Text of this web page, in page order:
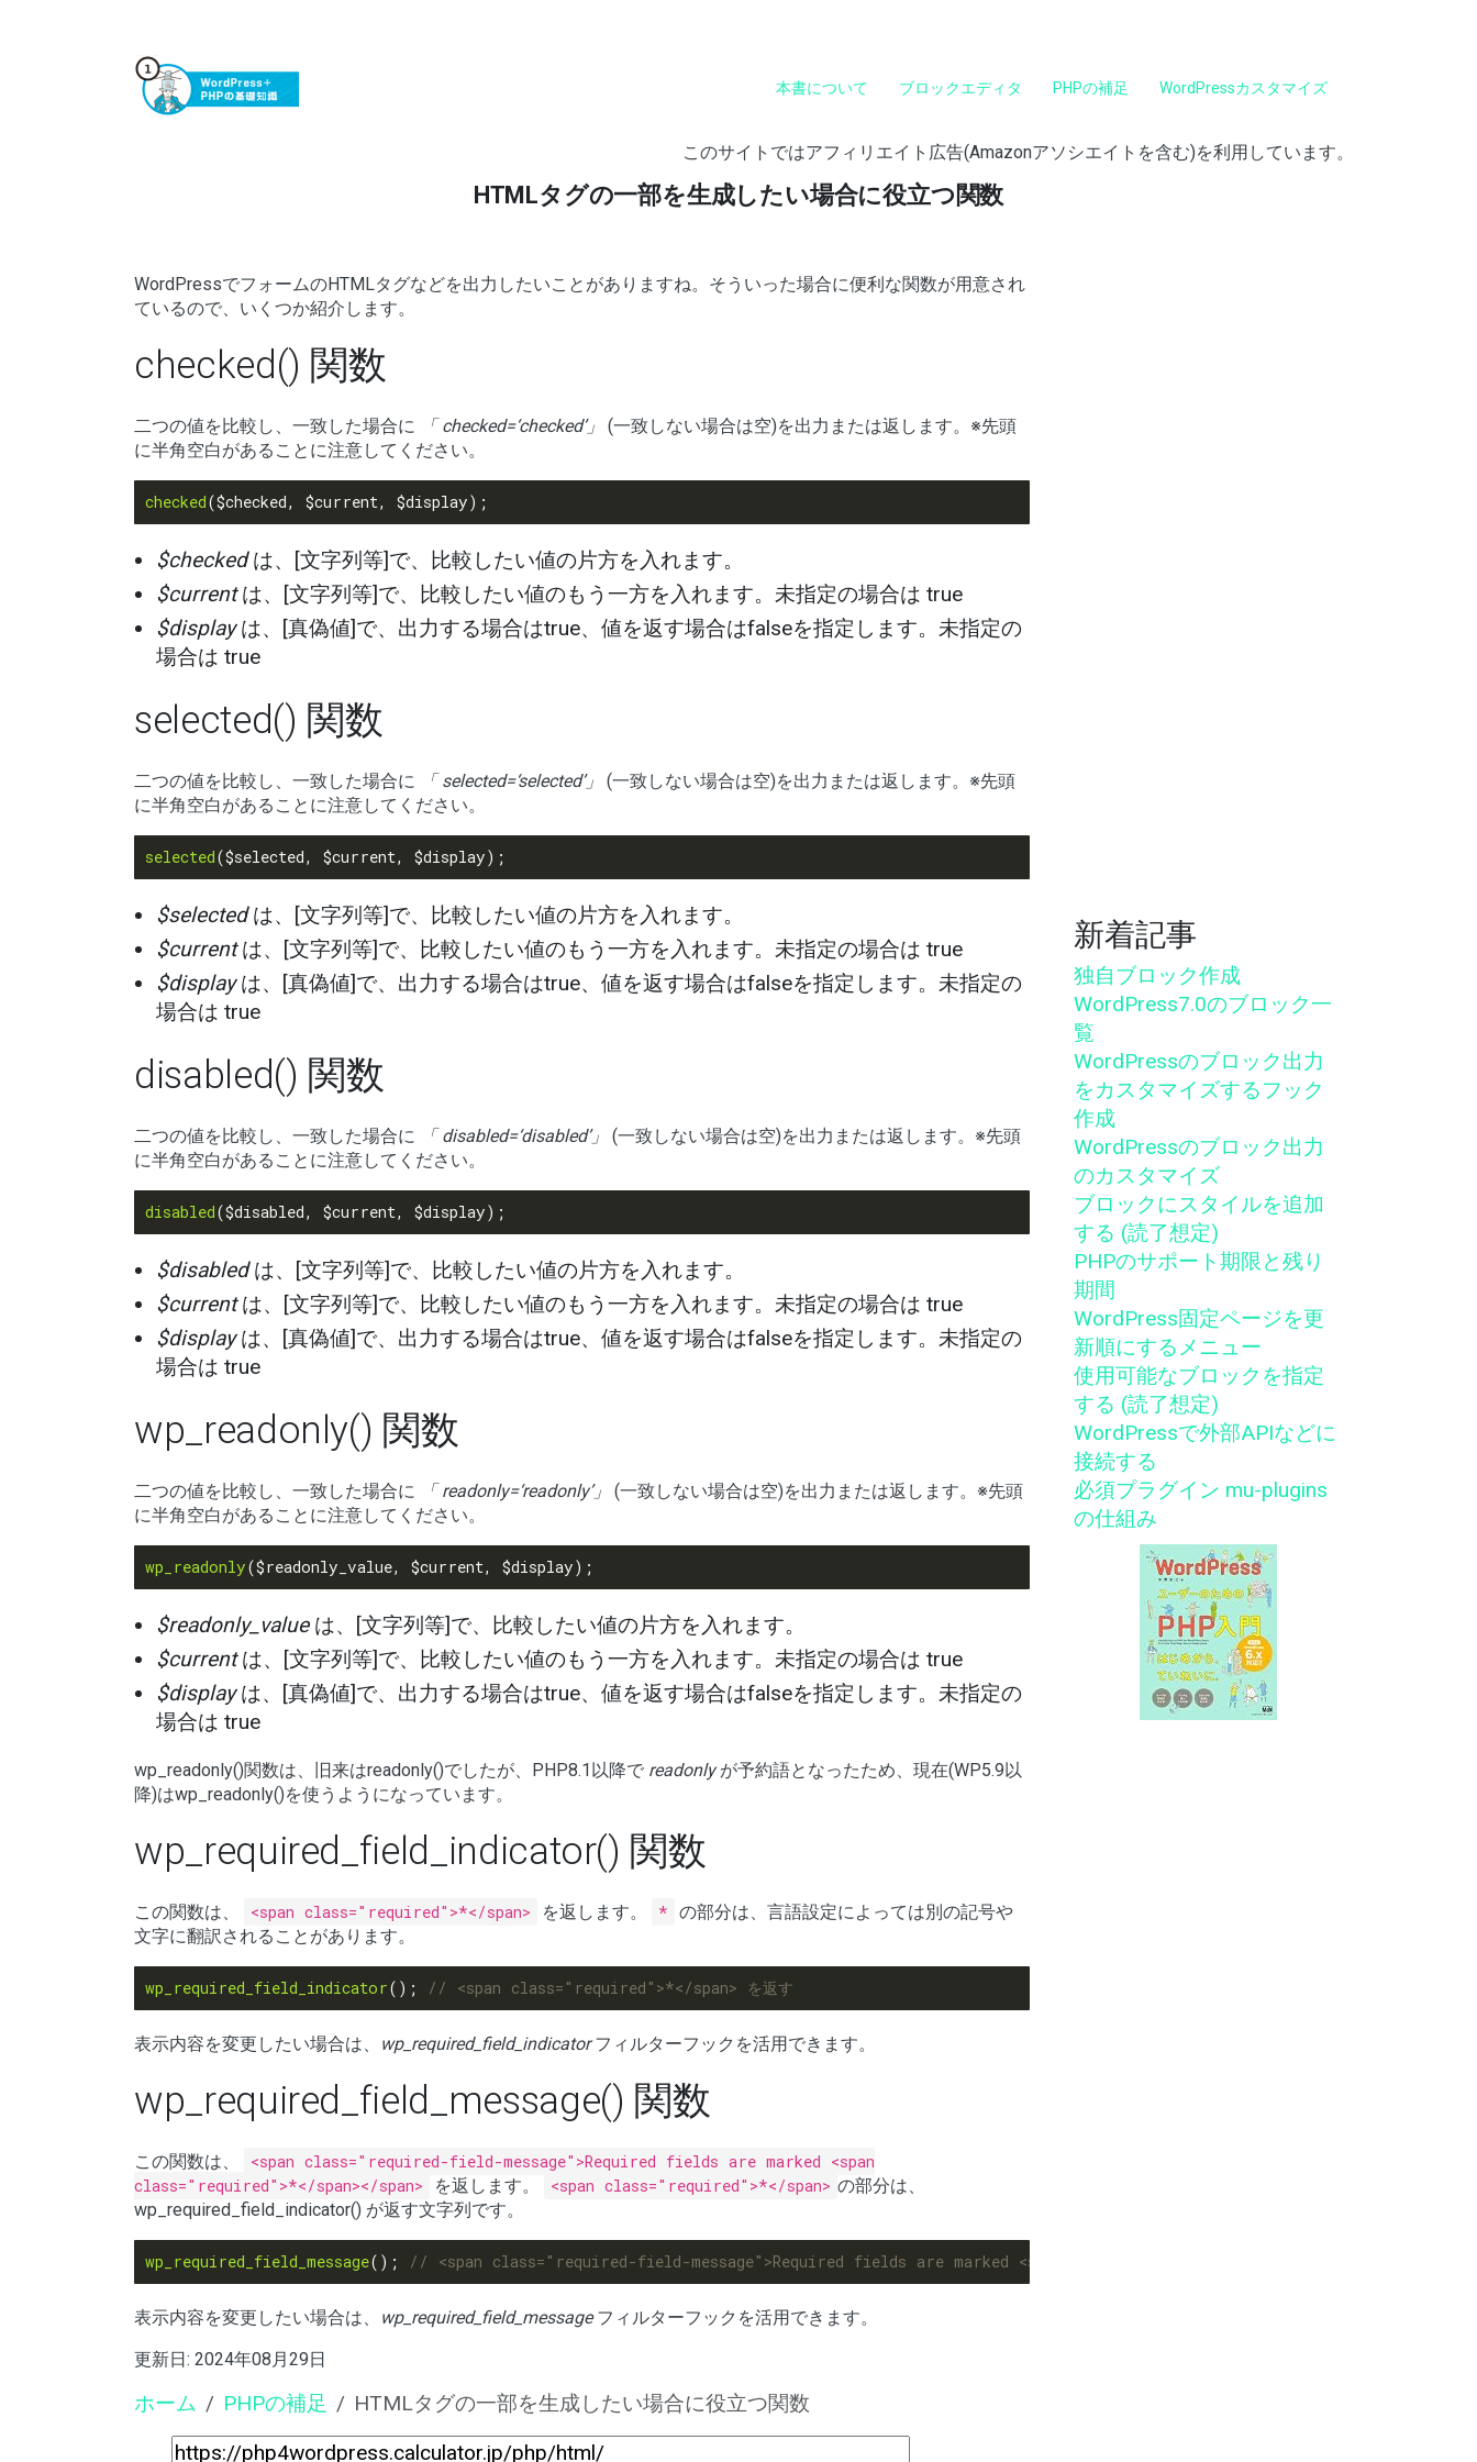
本書について ブロックエディタ PHPの補足 WordPressカスタマイズ
このサイトではアフィリエイト広告(Amazonアソシエイトを含む)を利用しています。
HTMLタグの一部を生成したい場合に役立つ関数
WordPressでフォームのHTMLタグなどを出力したいことがありますね。そういった場合に便利な関数が用意され
ているので、いくつか紹介します。
checked() 関数
二つの値を比較し、一致した場合に 「 checked=‘checked’」
(一致しない場合は空)を出力または返します。※先頭
に半角空白があることに注意してください。
checked
$checkedは、[文字列等]で、比較したい値の片方を入れます。
$currentは、[文字列等]で、比較したい値のもう一方を入れます。未指定の場合は true
$displayは、[真偽値]で、出力する場合はtrue、値を返す場合はfalseを指定します。未指定の
場合は true
selected() 関数
二つの値を比較し、一致した場合に 「 selected=‘selected’」
(一致しない場合は空)を出力または返します。※先頭
に半角空白があることに注意してください。
selected
$selectedは、[文字列等]で、比較したい値の片方を入れます。
$currentは、[文字列等]で、比較したい値のもう一方を入れます。未指定の場合は true
$displayは、[真偽値]で、出力する場合はtrue、値を返す場合はfalseを指定します。未指定の
場合は true
disabled() 関数
二つの値を比較し、一致した場合に 「 disabled=‘disabled’」
(一致しない場合は空)を出力または返します。※先頭
に半角空白があることに注意してください。
disabled
$disabledは、[文字列等]で、比較したい値の片方を入れます。
$currentは、[文字列等]で、比較したい値のもう一方を入れます。未指定の場合は true
$displayは、[真偽値]で、出力する場合はtrue、値を返す場合はfalseを指定します。未指定の
場合は true
wp_readonly() 関数
二つの値を比較し、一致した場合に 「 readonly=‘readonly’」
(一致しない場合は空)を出力または返します。※先頭
に半角空白があることに注意してください。
wp_readonly
$readonly_valueは、[文字列等]で、比較したい値の片方を入れます。
$currentは、[文字列等]で、比較したい値のもう一方を入れます。未指定の場合は true
$displayは、[真偽値]で、出力する場合はtrue、値を返す場合はfalseを指定します。未指定の
場合は true
wp_readonly()関数は、旧来はreadonly()でしたが、PHP8.1以降で readonlyが予約語となったため、現在(WP5.9以
降)はwp_readonly()を使うようになっています。
wp_required_field_indicator() 関数
この関数は、 <span class="required">*</span> を返します。 * の部分は、言語設定によっては別の記号や
文字に翻訳されることがあります。
wp_required_field_indicator();
表示内容を変更したい場合は、 wp_required_field_indicatorフィルターフックを活用できます。
wp_required_field_message() 関数
この関数は、
<span class="required-field-message">Required fields are marked <span
class="required">*</span></span>
を返します。 <span class="required">*</span> の部分は、
wp_required_field_indicator() が返す文字列です。
wp_required_field_message();
表示内容を変更したい場合は、 wp_required_field_messageフィルターフックを活用できます。
更新日: 2024年08月29日
ホーム PHPの補足 HTMLタグの一部を生成したい場合に役立つ関数
新着記事
独自ブロック作成
WordPress7.0のブロック一
覧
WordPressのブロック出力
をカスタマイズするフック
作成
WordPressのブロック出力
のカスタマイズ
ブロックにスタイルを追加
する (読了想定)
PHPのサポート期限と残り
期間
WordPress固定ページを更
新順にするメニュー
使用可能なブロックを指定
する (読了想定)
WordPressで外部APIなどに
接続する
必須プラグイン mu-plugins
の仕組み